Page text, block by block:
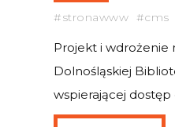
#stronawww
Projekt i wdrożenie
Dolnośląskiej
wspierającej